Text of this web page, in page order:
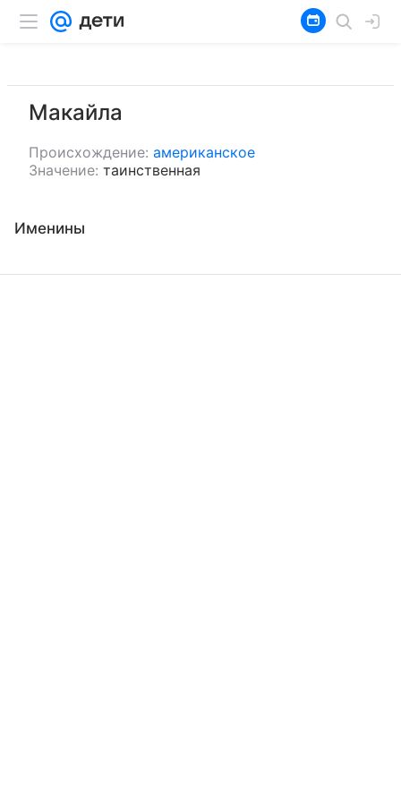
Макайла
Происхождение: американское
Значение: таинственная
Именины